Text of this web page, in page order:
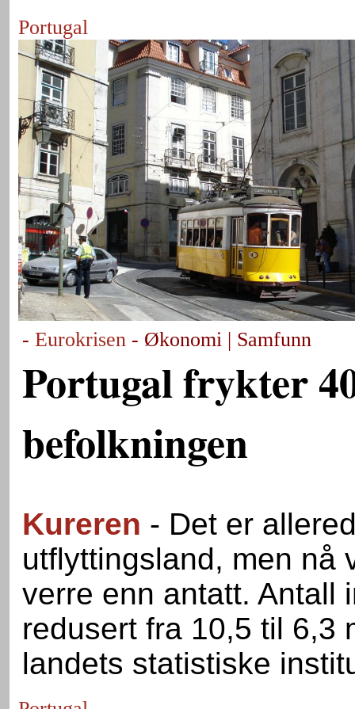
Portugal
- Eurokrisen- Økonomi | Samfunn
Portugal frykter
befolkningen
Kureren - Det er
utflyttingsland, men nå
verre enn antatt. Antall
redusert fra 10,5 til 6,3
landets statistiske